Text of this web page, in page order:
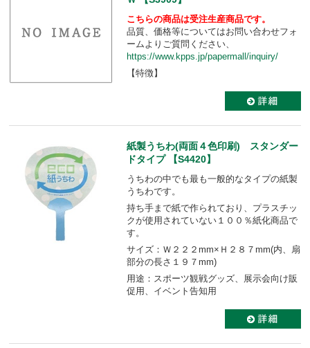
こちらの商品は受注生産商品です。
品質、価格等についてはお問い合わせフォ
ームよりご質問ください、
https://www.kpps.jp/papermall/inquiry/
【特徴】
紙製うちわ(両面４色印刷) スタンダー
ドタイプ 【S4420】
うちわの中でも最も一般的なタイプの紙製
うちわです。
持ち手まで紙で作られており、プラスチッ
クが使用されていない１００％紙化商品で
す。
サイズ：Ｗ２２２mm×Ｈ２８７mm(内、扇
部分の長さ１９７mm)
用途：スポーツ観戦グッズ、展示会向け販
促用、イベント告知用